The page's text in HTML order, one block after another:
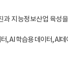
과 지능정보산업 육성
, AI 학습용 데이터, AI